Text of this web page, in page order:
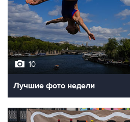
10
Лучшие фото недели